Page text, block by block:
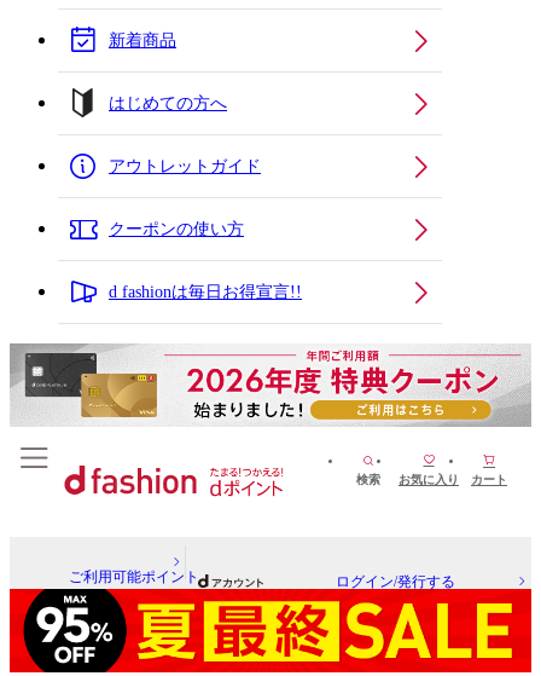
新着商品
はじめての方へ
アウトレットガイド
クーポンの使い方
d fashionは毎日お得宣言!!
検索 お気に入り カート
ご利用可能ポイント ログイン/発行する